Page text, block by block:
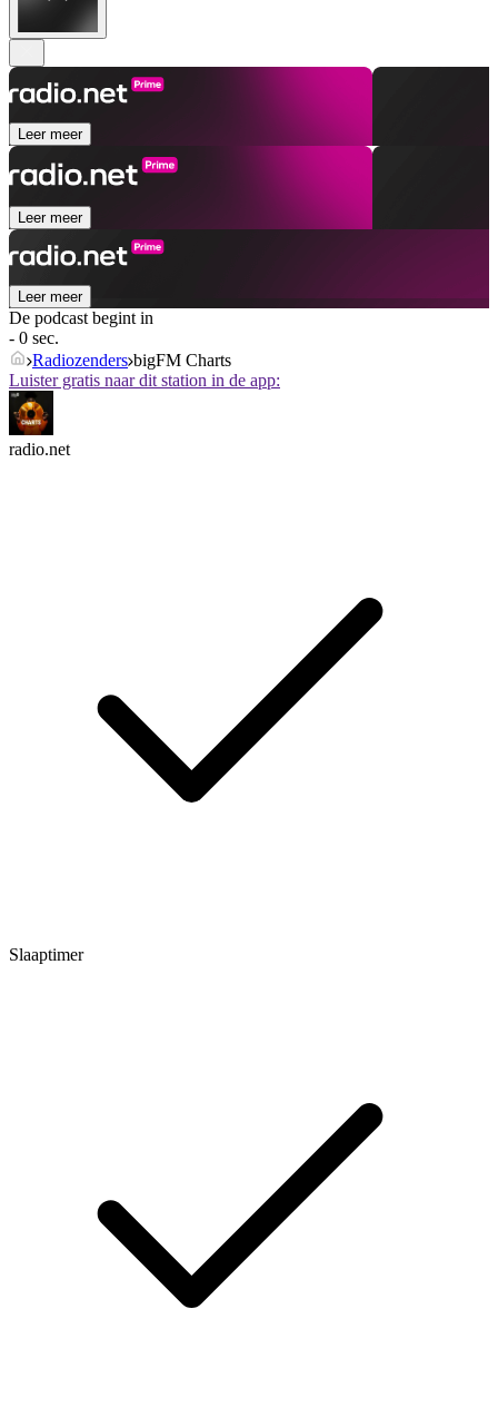
Leer meer
Leer meer
Leer meer
De podcast begint in
- 0 sec.
Radiozenders bigFM Charts
Luister gratis naar dit station in de app:
radio.net
Slaaptimer